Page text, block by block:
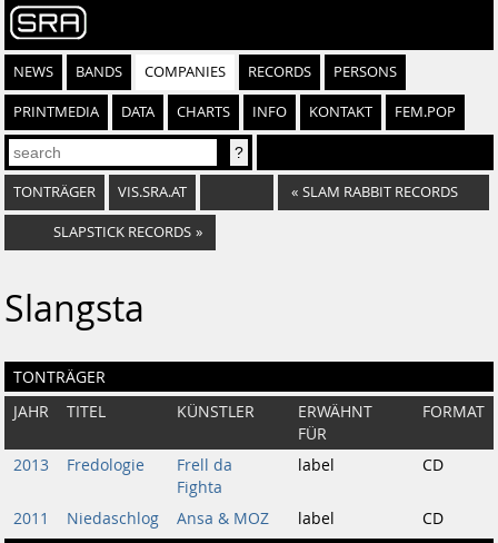
NEWS BANDS COMPANIES RECORDS PERSONS
PRINTMEDIA DATA CHARTS INFO KONTAKT FEM.POP
TONTRÄGER VIS.SRA.AT « SLAM RABBIT RECORDS
SLAPSTICK RECORDS »
Slangsta
TONTRÄGER
JAHR TITEL KÜNSTLER
ERWÄHNT
FÜR
FORMAT
2013 Fredologie
Frell da
Fighta
label CD
2011 Niedaschlog Ansa & MOZ label
CD